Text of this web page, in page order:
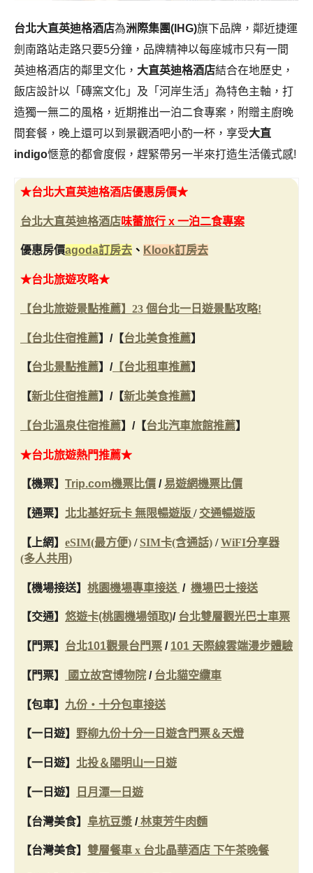
台北大直英迪格酒店為洲際集團(IHG)旗下品牌，鄰近捷運
劍南路站走路只要5分鐘，品牌精神以每座城市只有一間
英迪格酒店的鄰里文化， 大直英迪格酒店結合在地歷史，
飯店設計以「磚窯文化」及「河岸生活」為特色主軸，打
造獨一無二的風格，近期推出一泊二食專案，附贈主廚晚
間套餐，晚上還可以到景觀酒吧小酌一杯，享受大直
indigo愜意的都會度假，趕緊帶另一半來打造生活儀式感!
★台北大直英迪格酒店優惠房價★
台北大直英迪格酒店味蕾旅行 x 一泊二食專案
優惠房價agoda訂房去 、 Klook訂房去
★台北旅遊攻略★
【台北旅遊景點推薦】23 個台北一日遊景點攻略!
【台北住宿推薦】 /【台北美食推薦】
【台北景點推薦】/ 【台北租車推薦】
【新北住宿推薦】/【新北美食推薦】
【台北溫泉住宿推薦】/【台北汽車旅館推薦】
★台北旅遊熱門推薦★
【機票】 Trip.com機票比價 / 易遊網機票比價
【通票】 北北基好玩卡 無限暢遊版 / 交通暢遊版
【上網】 eSIM(最方便) / SIM卡(含通話) /WiFI分享器
(多人共用)
【機場接送】 桃園機場專車接送 / 機場巴士接送
【交通】 悠遊卡(桃園機場領取)/ 台北雙層觀光巴士車票
【門票】 台北101觀景台門票 / 101 天際線雲端漫步體驗
【門票】 國立故宮博物院 / 台北貓空纜車
【包車】 九份・十分包車接送
【一日遊】 野柳九份十分一日遊含門票＆天燈
【一日遊】 北投＆陽明山一日遊
【一日遊】 日月潭一日遊
【台灣美食】 阜杭豆漿 /林東芳牛肉麵
【台灣美食】 雙層餐車 x 台北晶華酒店 下午茶晚餐